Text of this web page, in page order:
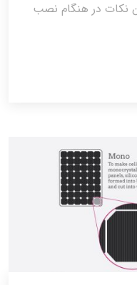
نکات در هنگام نصب